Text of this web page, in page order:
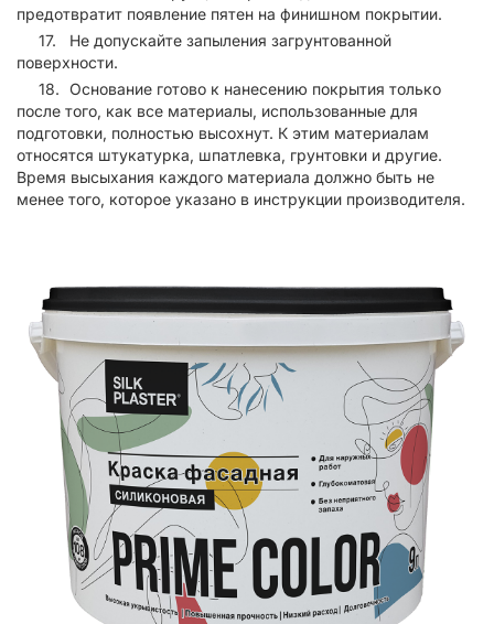
предотвратит появление пятен на финишном покрытии.
Не допускайте запыления загрунтованной
поверхности.
Основание готово к нанесению покрытия только
после того, как все материалы, использованные для
подготовки, полностью высохнут. К этим материалам
относятся штукатурка, шпатлевка, грунтовки и другие.
Время высыхания каждого материала должно быть не
менее того, которое указано в инструкции производителя.